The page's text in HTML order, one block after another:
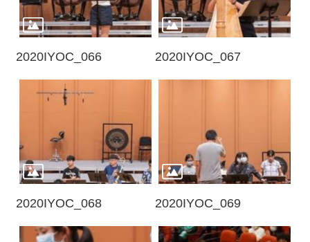
2020IYOC_066 2020IYOC_067
2020IYOC_068 2020IYOC_069